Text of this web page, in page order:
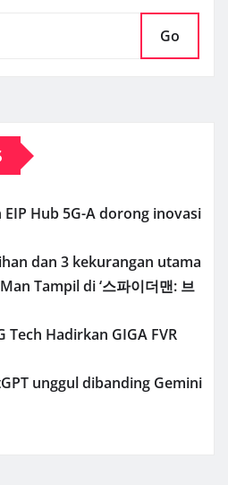
Go
Hub 5G-A dorong inovasi
dan 3 kekurangan utama
Tampil di ‘스파이더맨: 브
Tech Hadirkan GIGA FVR
unggul dibanding Gemini